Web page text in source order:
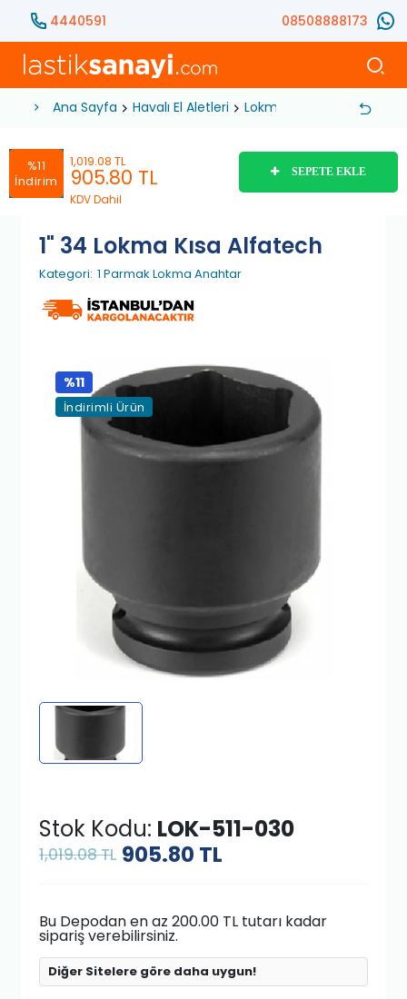
4440591 08508888173
Ana Sayfa Havalı El Aletleri Lokma Anahtar 1
%11
İndirim
1,019.08 TL
905.80 TL
KDV Dahil
SEPETE EKLE
1" 34 Lokma Kısa Alfatech
Kategori: 1 Parmak Lokma Anahtar
%11
İndirimli Ürün
Stok Kodu: LOK-511-030
1,019.08 TL 905.80 TL
Bu Depodan en az 200.00 TL tutarı kadar
sipariş verebilirsiniz.
Diğer Sitelere göre daha uygun!